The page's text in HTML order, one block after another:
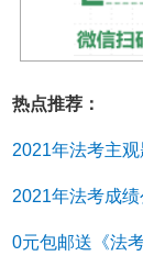
热点推荐：
2021年法考主
2021年法考成
0元包邮送《法